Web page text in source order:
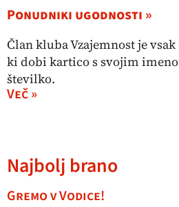
Ponudniki ugodnosti »
Član kluba Vzajemnost je
ki dobi kartico s svojim
številko.
Več »
Najbolj brano
Gremo v Vodice!